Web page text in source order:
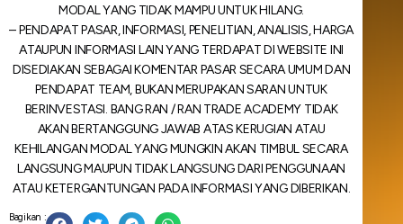
MODAL YANG TIDAK MAMPU UNTUK HILANG.
– PENDAPAT PASAR, INFORMASI, PENELITIAN, ANALISIS, HARGA
ATAUPUN INFORMASI LAIN YANG TERDAPAT DI WEBSITE INI
DISEDIAKAN SEBAGAI KOMENTAR PASAR SECARA UMUM DAN
PENDAPAT TEAM, BUKAN MERUPAKAN SARAN UNTUK
BERINVESTASI. BANG RAN / RAN TRADE ACADEMY TIDAK
AKAN BERTANGGUNG JAWAB ATAS KERUGIAN ATAU
KEHILANGAN MODAL YANG MUNGKIN AKAN TIMBUL SECARA
LANGSUNG MAUPUN TIDAK LANGSUNG DARI PENGGUNAAN
ATAU KETERGANTUNGAN PADA INFORMASI YANG DIBERIKAN.
Bagikan :